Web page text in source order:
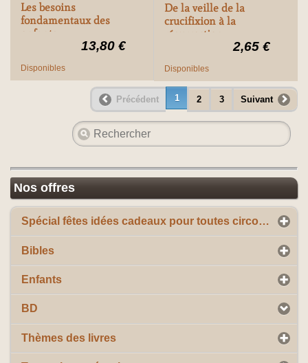
Les besoins
fondamentaux des
enfants
13,80 €
Disponibles
De la veille de la
crucifixion à la
résurrection
2,65 €
Disponibles
Précédent 1 2 3 Suivant
Nos offres
Spécial fêtes idées cadeaux pour toutes circonstances
Bibles
Enfants
BD
Thèmes des livres